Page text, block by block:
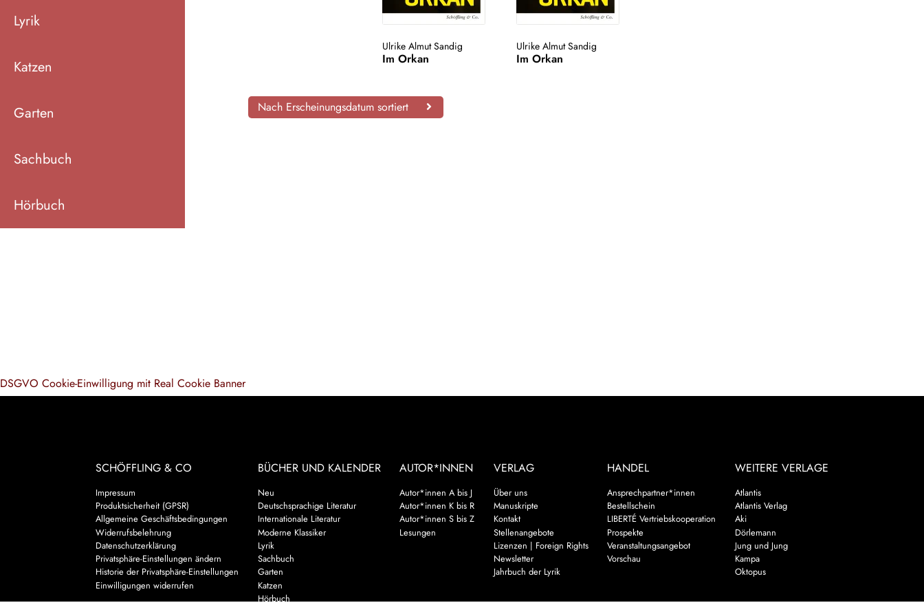
Lyrik
Katzen
Garten
Sachbuch
Hörbuch
Ulrike Almut Sandig
Im Orkan
Ulrike Almut Sandig
Im Orkan
Nach Erscheinungsdatum sortiert
SCHÖFFLING & CO
Impressum
Produktsicherheit (GPSR)
Allgemeine Geschäftsbedingungen
Widerrufsbelehrung
Datenschutzerklärung
Privatsphäre-Einstellungen ändern
Historie der Privatsphäre-Einstellungen
Einwilligungen widerrufen
BÜCHER UND KALENDER
Neu
Deutschsprachige Literatur
Internationale Literatur
Moderne Klassiker
Lyrik
Sachbuch
Garten
Katzen
Hörbuch
AUTOR*INNEN
Autor*innen A bis J
Autor*innen K bis R
Autor*innen S bis Z
Lesungen
VERLAG
Über uns
Manuskripte
Kontakt
Stellenangebote
Lizenzen | Foreign Rights
Newsletter
Jahrbuch der Lyrik
HANDEL
Ansprechpartner*innen
Bestellschein
LIBERTÉ Vertriebskooperation
Prospekte
Veranstaltungsangebot
Vorschau
WEITERE VERLAGE
Atlantis
Atlantis Verlag
Aki
Dörlemann
Jung und Jung
Kampa
Oktopus
DSGVO Cookie-Einwilligung mit Real Cookie Banner